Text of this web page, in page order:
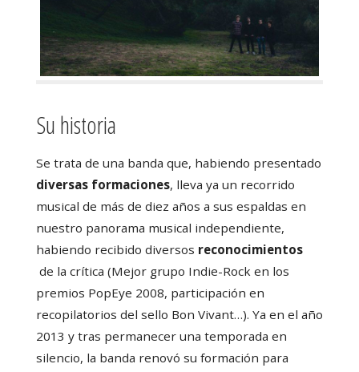
Su historia
Se trata de una banda que, habiendo presentado
diversas formaciones, lleva ya un recorrido
musical de más de diez años a sus espaldas en
nuestro panorama musical independiente,
habiendo recibido diversos reconocimientos
de la crítica (Mejor grupo Indie-Rock en los
premios PopEye 2008, participación en
recopilatorios del sello Bon Vivant…). Ya en el año
2013 y tras permanecer una temporada en
silencio, la banda renovó su formación para